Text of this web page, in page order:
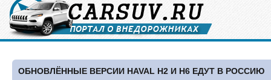
ОБНОВЛЁННЫЕ ВЕРСИИ HAVAL H2 И H6 ЕДУТ В РОССИЮ